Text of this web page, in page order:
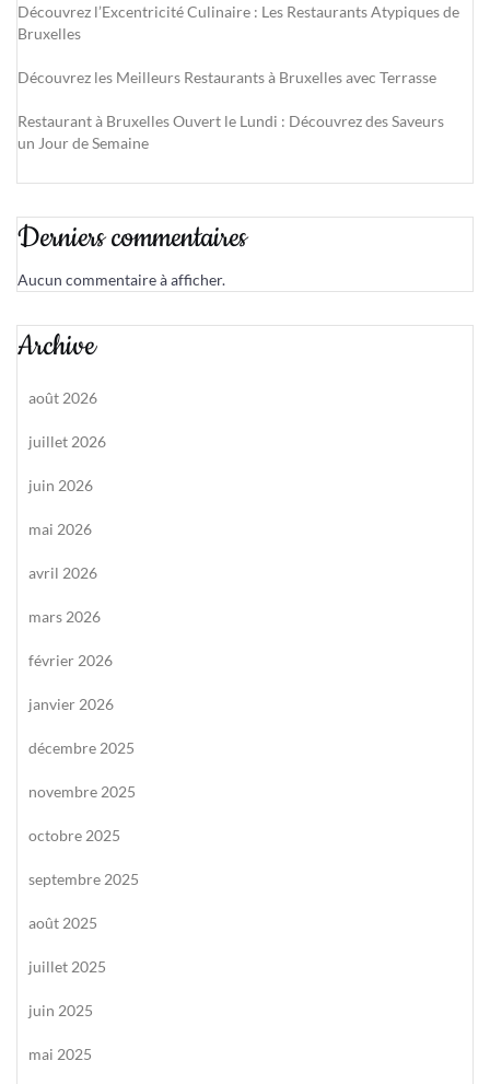
Découvrez l’Excentricité Culinaire : Les Restaurants Atypiques de
Bruxelles
Découvrez les Meilleurs Restaurants à Bruxelles avec Terrasse
Restaurant à Bruxelles Ouvert le Lundi : Découvrez des Saveurs
un Jour de Semaine
Derniers commentaires
Aucun commentaire à afficher.
Archive
août 2026
juillet 2026
juin 2026
mai 2026
avril 2026
mars 2026
février 2026
janvier 2026
décembre 2025
novembre 2025
octobre 2025
septembre 2025
août 2025
juillet 2025
juin 2025
mai 2025